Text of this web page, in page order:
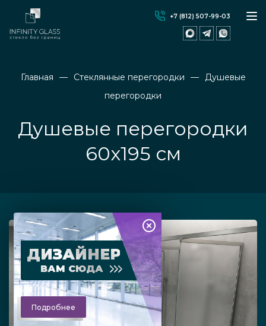
+7 (812) 507-99-03
Главная Стеклянные перегородки
Душевые
перегородки
Душевые перегородки
60х195 см
ДИЗАЙНЕР
ВАМ СЮДА
Подробнее